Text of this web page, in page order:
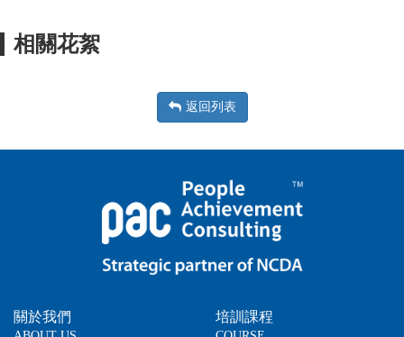
相關花絮
返回列表
關於我們 培訓課程